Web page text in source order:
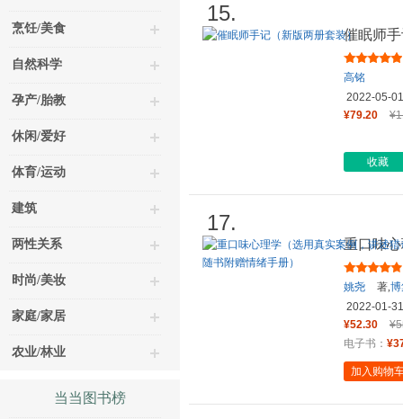
烹饪/美食
自然科学
孕产/胎教
休闲/爱好
体育/运动
建筑
两性关系
时尚/美妆
家庭/家居
农业/林业
当当图书榜
15.
催眠师
高铭
2022-05-01
¥79.20
收藏
17.
重口味
的心理
姚尧 著,
2022-01-31
¥52.30
电子书：
加入购物